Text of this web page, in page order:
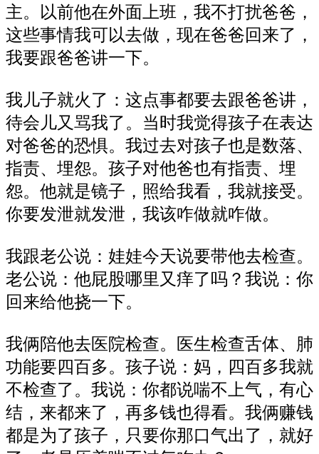
主。以前他在外面上班，我不打扰爸爸，
这些事情我可以去做，现在爸爸回来了，
我要跟爸爸讲一下。
我儿子就火了：这点事都要去跟爸爸讲，
待会儿又骂我了。当时我觉得孩子在表达
对爸爸的恐惧。我过去对孩子也是数落、
指责、埋怨。孩子对他爸也有指责、埋
怨。他就是镜子，照给我看，我就接受。
你要发泄就发泄，我该咋做就咋做。
我跟老公说：娃娃今天说要带他去检查。
老公说：他屁股哪里又痒了吗？我说：你
回来给他挠一下。
我俩陪他去医院检查。医生检查舌体、肺
功能要四百多。孩子说：妈，四百多我就
不检查了。我说：你都说喘不上气，有心
结，来都来了，再多钱也得看。我俩赚钱
都是为了孩子，只要你那口气出了，就好